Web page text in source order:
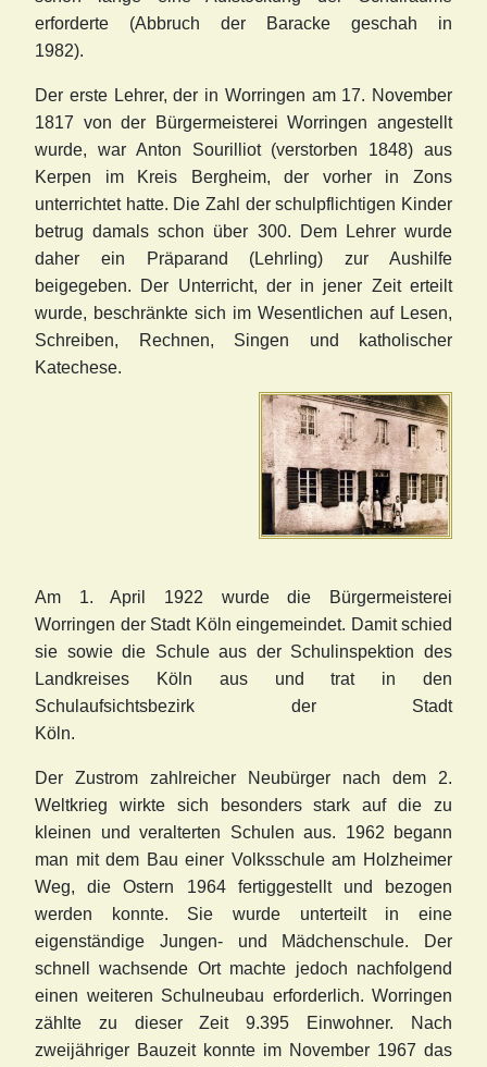
erforderte (Abbruch der Baracke geschah in
1982).
Der erste Lehrer, der in Worringen am 17. November
1817 von der Bürgermeisterei Worringen angestellt
wurde, war Anton Sourilliot (verstorben 1848) aus
Kerpen im Kreis Bergheim, der vorher in Zons
unterrichtet hatte. Die Zahl der schulpflichtigen Kinder
betrug damals schon über 300. Dem Lehrer wurde
daher ein Präparand (Lehrling) zur Aushilfe
beigegeben. Der Unterricht, der in jener Zeit erteilt
wurde, beschränkte sich im Wesentlichen auf Lesen,
Schreiben, Rechnen, Singen und katholischer
Katechese.
Am 1. April 1922 wurde die Bürgermeisterei
Worringen der Stadt Köln eingemeindet. Damit schied
sie sowie die Schule aus der Schulinspektion des
Landkreises Köln aus und trat in den
Schulaufsichtsbezirk der Stadt
Köln.
Der Zustrom zahlreicher Neubürger nach dem 2.
Weltkrieg wirkte sich besonders stark auf die zu
kleinen und veralterten Schulen aus. 1962 begann
man mit dem Bau einer Volksschule am Holzheimer
Weg, die Ostern 1964 fertiggestellt und bezogen
werden konnte. Sie wurde unterteilt in eine
eigenständige Jungen- und Mädchenschule. Der
schnell wachsende Ort machte jedoch nachfolgend
einen weiteren Schulneubau erforderlich. Worringen
zählte zu dieser Zeit 9.395 Einwohner. Nach
zweijähriger Bauzeit konnte im November 1967 das